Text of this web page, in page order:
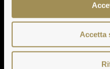
Accetta